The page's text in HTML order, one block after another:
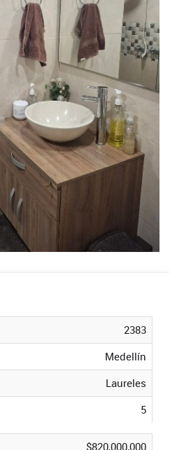
2383
Medellín
Laureles
5
$820,000,000